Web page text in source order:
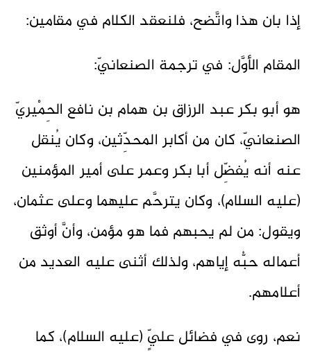
إذا بان هذا واتَّضح، فلنعقد الكلام في مقامين:
المقام الأوَّل: في ترجمة الصنعانيّ:
هو أبو بكر عبد الرزاق بن همام بن نافع الحِمْيريّ
الصنعانيّ، كان من أكابر المحدِّثين، وكان يُنقل
عنه أنه يُفضِّل أبا بكر وعمر على أمير المؤمنين
(عليه السلام)، وكان يترحَّم عليهما وعلى عثمان،
ويقول: من لم يحبهم فما هو مؤمن، وأنَّ أوثق
أعماله حبُّه إياهم، ولذلك أثنى عليه العديد من
أعلامهم.
نعم، روى في فضائل عليٍّ (عليه السلام)، كما